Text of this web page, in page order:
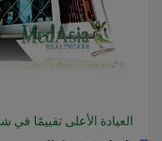
العيادة الأعلى تقييمًا